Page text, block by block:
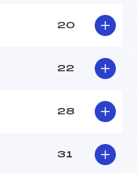
20
22
28
31